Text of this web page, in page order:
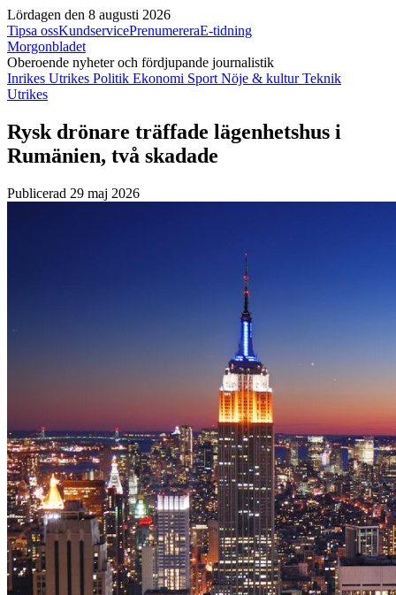
Lördagen den 8 augusti 2026
Tipsa ossKundservicePrenumereraE-tidning
Morgonbladet
Oberoende nyheter och fördjupande journalistik
Inrikes Utrikes Politik Ekonomi Sport Nöje & kulturTeknik
Utrikes
Rysk drönare träffade lägenhetshus i
Rumänien, två skadade
Publicerad 29 maj 2026